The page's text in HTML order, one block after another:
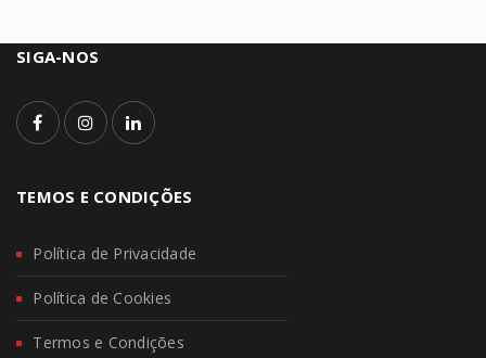
SIGA-NOS
TEMOS E CONDIÇÕES
Política de Privacidade
Política de Cookies
Termos e Condições